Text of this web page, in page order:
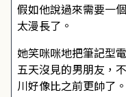
假如他說過來需要一
太漫長了。
她笑咪咪地把筆記型
五天沒見的男朋友，
川好像比之前更帥了。